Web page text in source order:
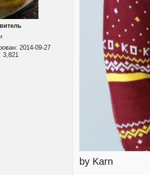
2014-09-27
3,821
by Karn